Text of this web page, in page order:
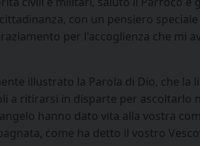
con un pensiero speciale
per l'accoglienza che mi
illustrato la Parola di Dio, che la
a ritirarsi in disparte per ascoltarlo
hanno dato vita alla vostra
come ha detto il vostro